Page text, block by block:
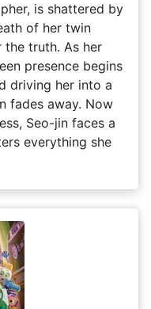
is shattered by
of her twin
the truth. As her
presence begins
driving her into a
fades away. Now
Seo-jin faces a
everything she